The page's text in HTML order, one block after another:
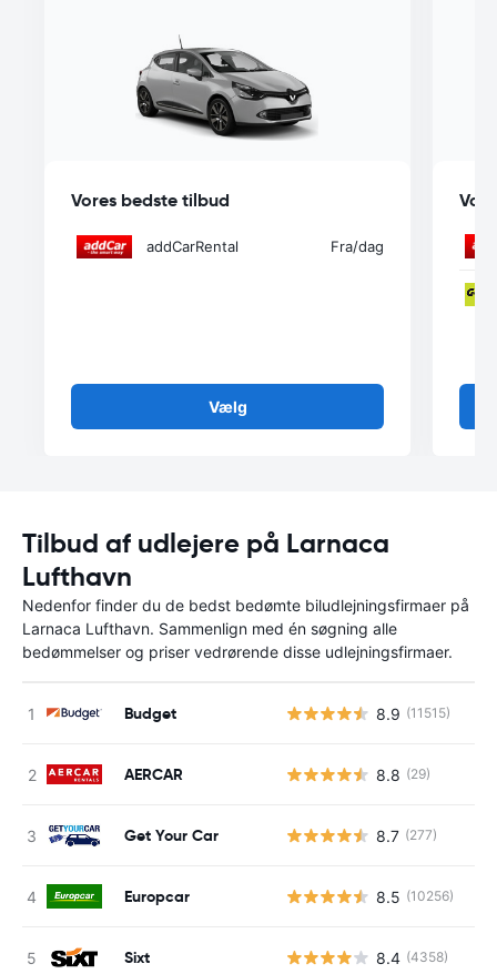
Vores bedste tilbud
addCarRental Fra/dag
Vælg
Tilbud af udlejere på Larnaca
Lufthavn
Nedenfor finder du de bedst bedømte biludlejningsfirmaer på
Larnaca Lufthavn. Sammenlign med én søgning alle
bedømmelser og priser vedrørende disse udlejningsfirmaer.
Budget 8.9 (11515)
AERCAR 8.8 (29)
Get Your Car 8.7 (277)
Europcar 8.5 (10256)
Sixt 8.4 (4358)